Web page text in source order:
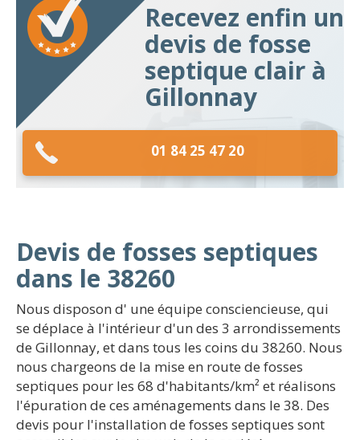
Recevez enfin un
devis de fosse
septique clair à
Gillonnay
01 84 25 47 20
Devis de fosses septiques
dans le 38260
Nous disposon d' une équipe consciencieuse, qui
se déplace à l'intérieur d'un des 3 arrondissements
de Gillonnay, et dans tous les coins du 38260. Nous
nous chargeons de la mise en route de fosses
septiques pour les 68 d'habitants/km² et réalisons
l'épuration de ces aménagements dans le 38. Des
devis pour l'installation de fosses septiques sont